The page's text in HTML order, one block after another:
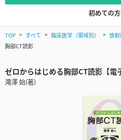
初めての
TOP すべて 臨床医学（領域別） 放
胸部CT読影
ゼロからはじめる胸部CT読影【電
滝澤 始(著)